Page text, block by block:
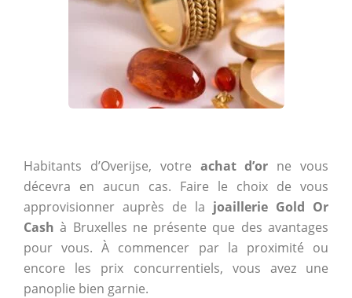
Habitants d’Overijse, votre achat d’or ne vous
décevra en aucun cas. Faire le choix de vous
approvisionner auprès de la joaillerie Gold Or
Cash à Bruxelles ne présente que des avantages
pour vous. À commencer par la proximité ou
encore les prix concurrentiels, vous avez une
panoplie bien garnie.